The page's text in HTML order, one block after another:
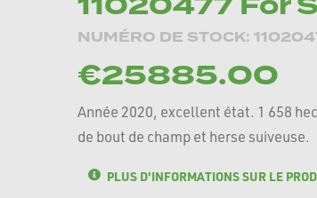
NUMÉRO DE STOCK:
€25885.00
Année 2020, excellent état. 1 658
de bout de champ et herse suiveuse.
PLUS D'INFORMATIONS SUR LE